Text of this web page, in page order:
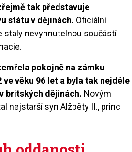
tak představuje
státu v dějinách. Oficiální
staly nevyhnutelnou součástí
pokojně na zámku
ve věku 96 let a byla tak nejdéle
britských dějinách. Novým
nejstarší syn Alžběty II., princ